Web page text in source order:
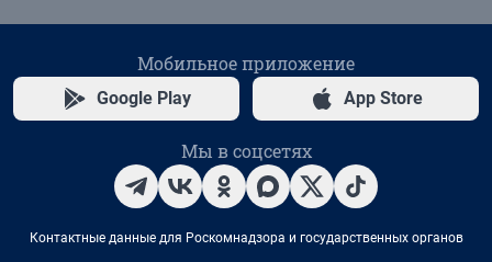
Мобильное приложение
Google Play App Store
Мы в соцсетях
Контактные данные для Роскомнадзора и государственных органов